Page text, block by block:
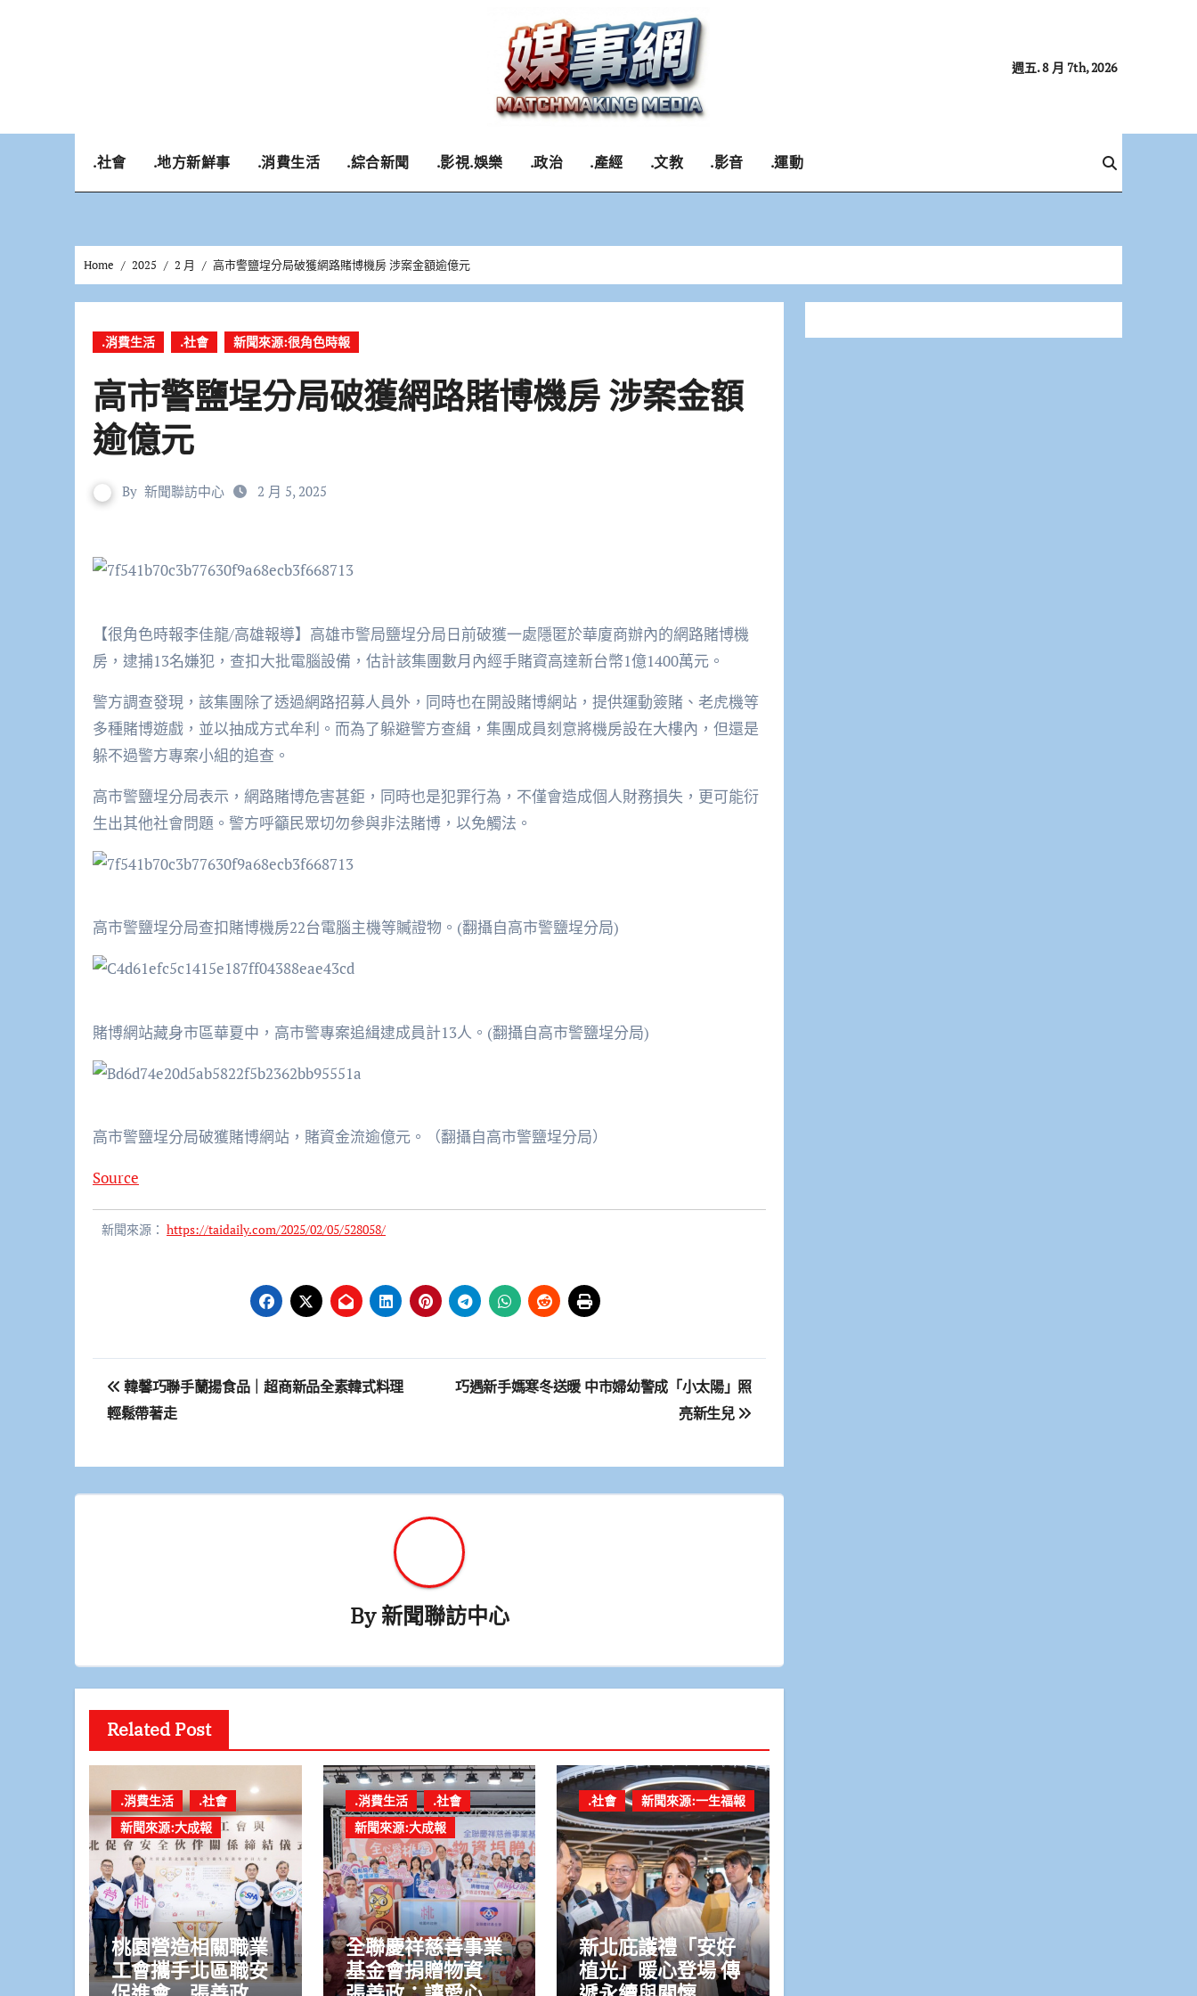
週五. 8 月 7th, 2026
.社會 .地方新鮮事 .消費生活 .綜合新聞 .影視.娛樂 .政治 .產經 .文教 .影音 .運動
Home 2025 2 月 高市警鹽埕分局破獲網路賭博機房 涉案金額逾億元
.消費生活 .社會 新聞來源:很角色時報
高市警鹽埕分局破獲網路賭博機房 涉案金額
逾億元
By 新聞聯訪中心 2 月 5, 2025
【很角色時報李佳龍/高雄報導】高雄市警局鹽埕分局日前破獲一處隱匿於華廈商辦內的網路賭博機
房，逮捕13名嫌犯，查扣大批電腦設備，估計該集團數月內經手賭資高達新台幣1億1400萬元。
警方調查發現，該集團除了透過網路招募人員外，同時也在開設賭博網站，提供運動簽賭、老虎機等
多種賭博遊戲，並以抽成方式牟利。而為了躲避警方查緝，集團成員刻意將機房設在大樓內，但還是
躲不過警方專案小組的追查。
高市警鹽埕分局表示，網路賭博危害甚鉅，同時也是犯罪行為，不僅會造成個人財務損失，更可能衍
生出其他社會問題。警方呼籲民眾切勿參與非法賭博，以免觸法。
高市警鹽埕分局查扣賭博機房22台電腦主機等贓證物。(翻攝自高市警鹽埕分局)
賭博網站藏身市區華夏中，高市警專案追緝逮成員計13人。(翻攝自高市警鹽埕分局)
高市警鹽埕分局破獲賭博網站，賭資金流逾億元。（翻攝自高市警鹽埕分局）
Source
新聞來源： https://taidaily.com/2025/02/05/528058/
文
章
覽
韓馨巧聯手蘭揚食品｜超商新品全素韓式料理
輕鬆帶著走
巧遇新手媽寒冬送暖 中市婦幼警成「小太陽」照
亮新生兒
By新聞聯訪中心
Related Post
.消費生活
.社會
新聞來源:大成報
桃園營造相關職業
工會攜手北區職安
.消費生活
.社會
新聞來源:大成報
全聯慶祥慈善事業
基金會捐贈物資
.社會 新聞來源:一生福報
新北庇護禮「安好
植光」暖心登場 傳